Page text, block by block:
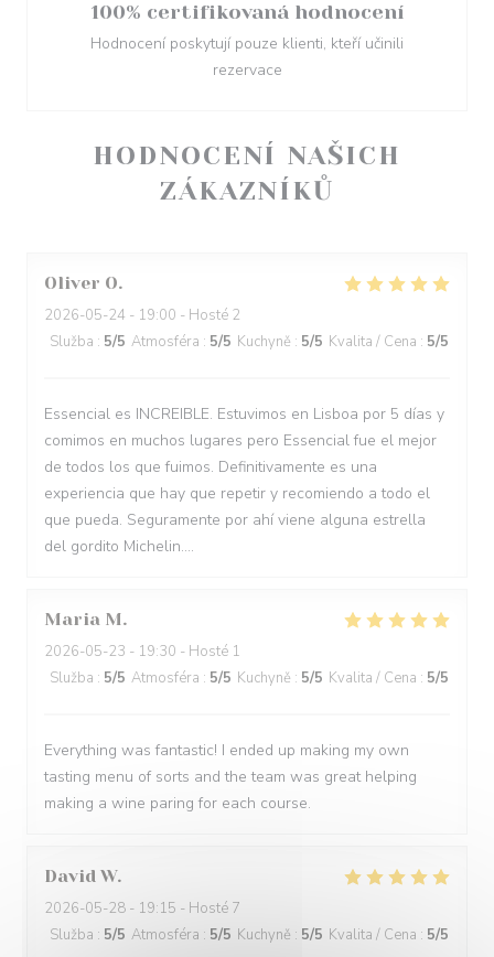
HODNOCENÍ NAŠICH
ZÁKAZNÍKŮ
Oliver O
2026-05-24 - 19:00 - Hosté 2
Služba : 5/5 Atmosféra : 5/5 Kuchyně : 5/5 Kvalita / Cena : 5/5
Essencial es INCREIBLE. Estuvimos en Lisboa por 5 días y
comimos en muchos lugares pero Essencial fue el mejor
de todos los que fuimos. Definitivamente es una
experiencia que hay que repetir y recomiendo a todo el
que pueda. Seguramente por ahí viene alguna estrella
del gordito Michelin....
Maria M
2026-05-23 - 19:30 - Hosté 1
Služba : 5/5 Atmosféra : 5/5 Kuchyně : 5/5 Kvalita / Cena : 5/5
Everything was fantastic! I ended up making my own
tasting menu of sorts and the team was great helping
making a wine paring for each course.
David W
2026-05-28 - 19:15 - Hosté 7
Služba : 5/5 Atmosféra : 5/5 Kuchyně : 5/5 Kvalita / Cena : 5/5
100% certifikovaná hodnocení
Hodnocení poskytují pouze klienti, kteří učinili
rezervace